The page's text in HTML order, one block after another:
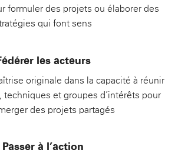
formuler des projets ou élaborer des
qui font sens
les acteurs
originale dans la capacité à réunir
techniques et groupes d’intérêts pour
des projets partagés
Passer à l’action